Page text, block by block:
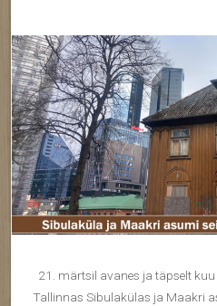
21. märtsil avanes ja täpselt
Tallinnas Sibulakülas ja Maakri